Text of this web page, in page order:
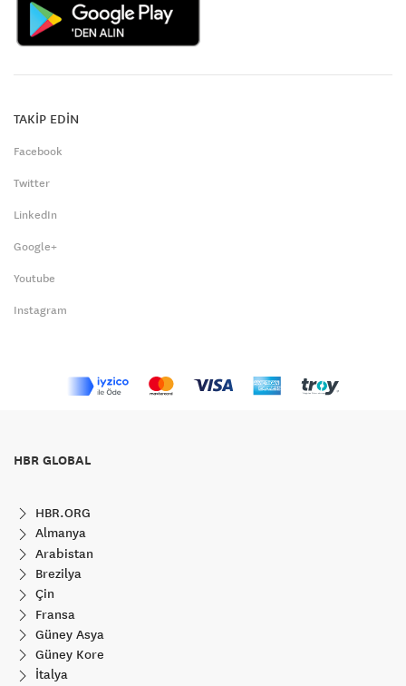
TAKİP EDİN
Facebook
Twitter
LinkedIn
Google+
Youtube
Instagram
HBR GLOBAL
HBR.ORG
Almanya
Arabistan
Brezilya
Çin
Fransa
Güney Asya
Güney Kore
İtalya